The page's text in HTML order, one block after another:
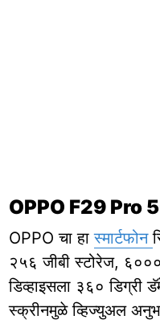
OPPO F29 Pro
OPPO चा हास्मार्टफोन
२५६ जीबी स्टोरेज,
डिव्हाइसला ३६०
स्क्रीनमुळे व्हिज्युअल